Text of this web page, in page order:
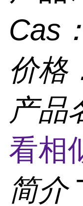
Cas
价格
产品
看相
简介